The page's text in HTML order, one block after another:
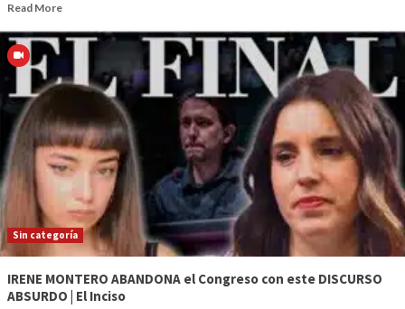
Read More
Sin categoría
IRENE MONTERO ABANDONA el Congreso con este DISCURSO
ABSURDO | El Inciso